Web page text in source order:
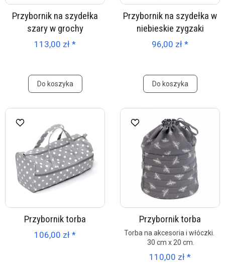
Przybornik na szydełka
szary w grochy
113,00 zł *
Do koszyka
Przybornik na szydełka w
niebieskie zygzaki
96,00 zł *
Do koszyka
Przybornik torba
106,00 zł *
Przybornik torba
Torba na akcesoria i włóczki.
30 cm x 20 cm.
110,00 zł *